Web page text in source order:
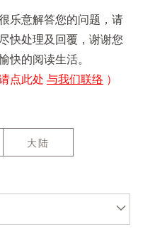
乐意解答您的问题，请
快处理及回覆，谢谢您
快的阅读生活。
点此处 与我们联络 ）
大陆